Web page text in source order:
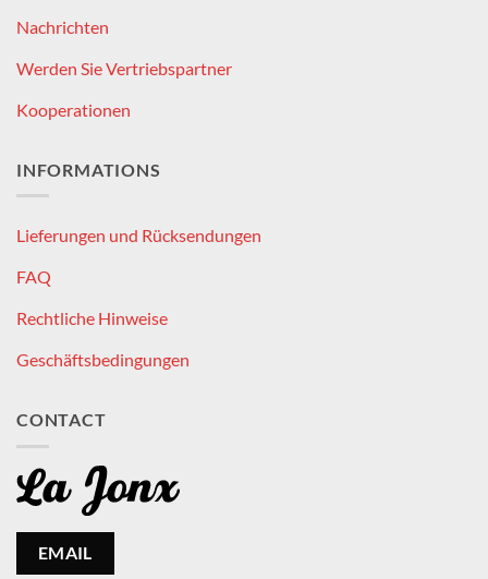
Nachrichten
Werden Sie Vertriebspartner
Kooperationen
INFORMATIONS
Lieferungen und Rücksendungen
FAQ
Rechtliche Hinweise
Geschäftsbedingungen
CONTACT
EMAIL